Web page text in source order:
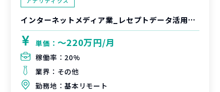
インターネットメディア業_レセプトデータ活用による新規事業開発支援
単価： 〜220万円/月
稼働率： 20%
業界： その他
勤務地：基本リモート